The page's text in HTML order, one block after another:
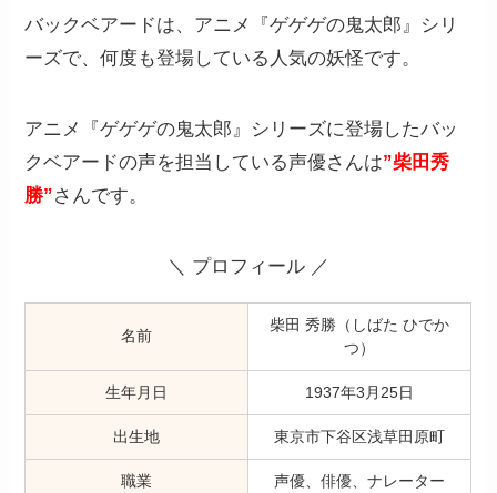
バックベアードは、アニメ『ゲゲゲの鬼太郎』シリ
ーズで、何度も登場している人気の妖怪です。
アニメ『ゲゲゲの鬼太郎』シリーズに登場したバッ
クベアードの声を担当している声優さんは”柴田秀
勝”さんです。
＼ プロフィール ／
名前
柴田 秀勝（しばた ひでか
つ）
生年月日 1937年3月25日
出生地 東京市下谷区浅草田原町
職業 声優、俳優、ナレーター